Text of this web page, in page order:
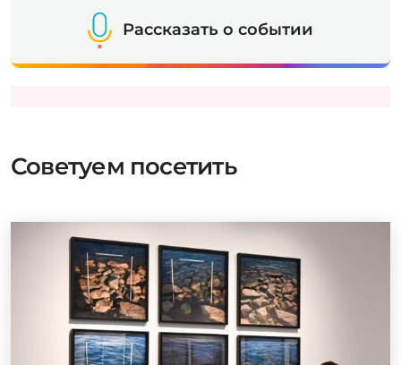
Рассказать о событии
Советуем посетить